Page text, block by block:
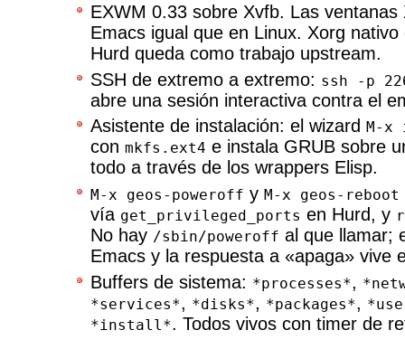
EXWM 0.33 sobre Xvfb. Las ventanas
Emacs igual que en Linux. Xorg
Hurd queda como trabajo upstream.
SSH de extremo a extremo: ssh -p
abre una sesión interactiva contra el
Asistente de instalación: el wizard M-
con mkfs.ext4 e instala GRUB sobre
todo a través de los wrappers Elisp.
M-x geos-poweroff y M-x geos-reboot
vía get_privileged_ports en Hurd, y
No hay /sbin/poweroff al que llamar;
Emacs y la respuesta a «apaga» vive
Buffers de sistema: *processes*,
*services*, *disks*, *packages*,
*install*. Todos vivos con timer de